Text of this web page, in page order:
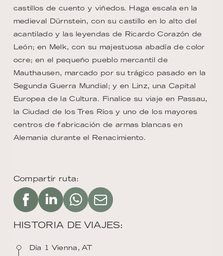
Compartir ruta:
HISTORIA DE VIAJES:
Día 1 Vienna, AT
castillos de cuento y viñedos. Haga escala en la
medieval Dürnstein, con su castillo en lo alto del
acantilado y las leyendas de Ricardo Corazón de
León; en Melk, con su majestuosa abadía de color
ocre; en el pequeño pueblo mercantil de
Mauthausen, marcado por su trágico pasado en la
Segunda Guerra Mundial; y en Linz, una Capital
Europea de la Cultura. Finalice su viaje en Passau,
la Ciudad de los Tres Ríos y uno de los mayores
centros de fabricación de armas blancas en
Alemania durante el Renacimiento.